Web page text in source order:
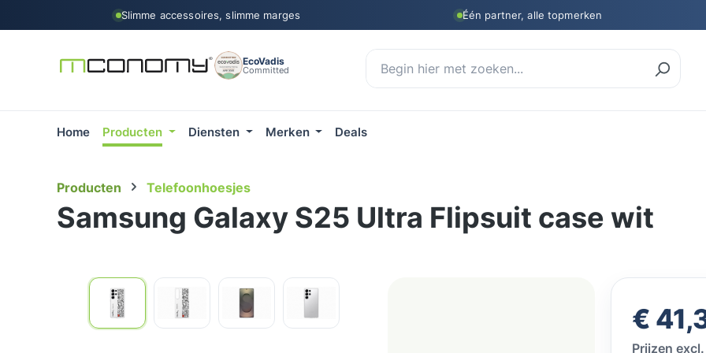
de hoofdinhoud
Ga naar de zoekopdracht
Ga naar de hoofdnavigatieSlimme accessoires, slimme marges Één partner, alle topmerken
EcoVadis
Committed
Home Producten Diensten Merken Deals
Producten Telefoonhoesjes
Samsung Galaxy S25 Ultra Flipsuit case wit
Normale
€
Prijzen